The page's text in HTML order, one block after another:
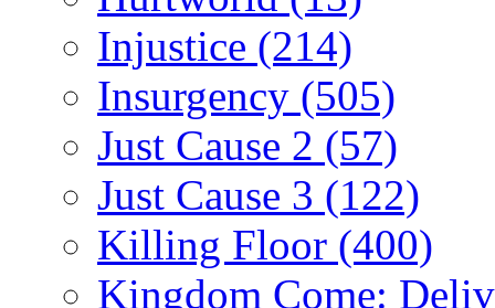
Injustice (214)
Insurgency (505)
Just Cause 2 (57)
Just Cause 3 (122)
Killing Floor (400)
Kingdom Come: